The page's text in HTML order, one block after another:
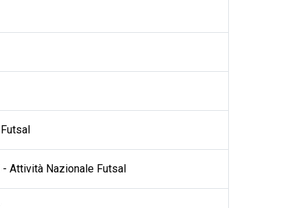
Attività Nazionale Futsal